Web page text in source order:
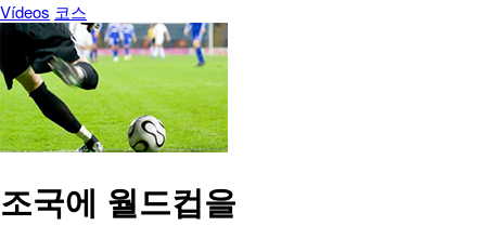
Vídeos 코스
조국에 월드컵을